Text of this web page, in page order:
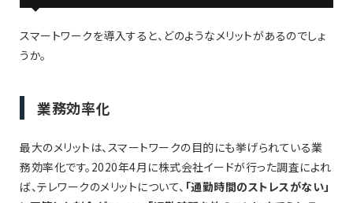
スマートワークを導入すると、どのようなメリットがあるのでしょ
うか。
業務効率化
最大のメリットは、スマートワークの目的にも挙げられている業
務効率化です。2020年4月に株式会社イードが行った調査によれ
ば、テレワークのメリットについて、 「通勤時間のストレスがない」